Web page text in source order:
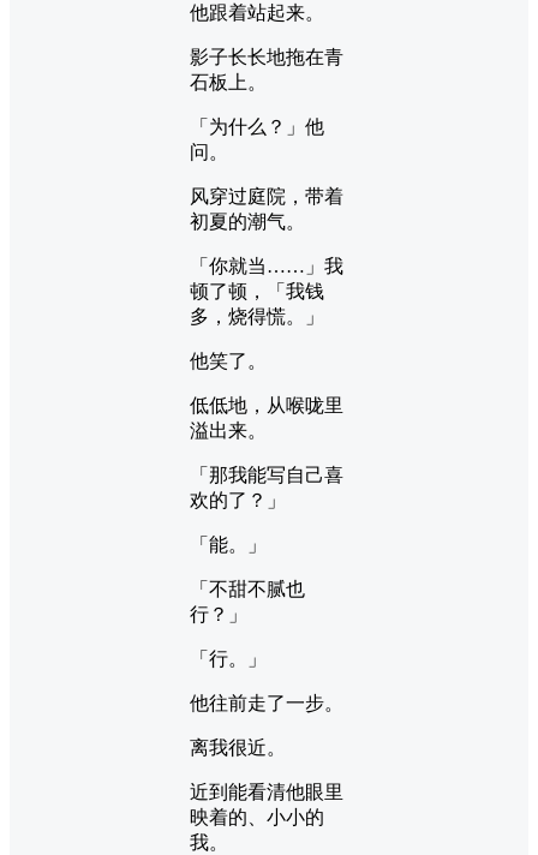
他跟着站起来。
影子长长地拖在青
石板上。
「为什么？」他
问。
风穿过庭院，带着
初夏的潮气。
「你就当……」我
顿了顿，「我钱
多，烧得慌。」
他笑了。
低低地，从喉咙里
溢出来。
「那我能写自己喜
欢的了？」
「能。」
「不甜不腻也
行？」
「行。」
他往前走了一步。
离我很近。
近到能看清他眼里
映着的、小小的
我。